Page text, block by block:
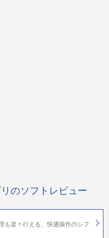
のソフトレビュー
も楽々行える、快適操作のシフ